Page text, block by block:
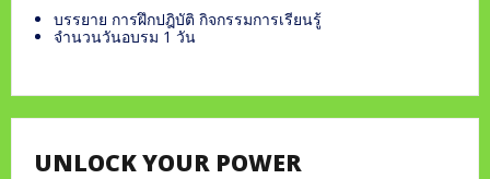
บรรยาย การฝึกปฎิบัติ กิจกรรมการเรียนรู้
จำนวนวันอบรม 1 วัน
UNLOCK YOUR POWER